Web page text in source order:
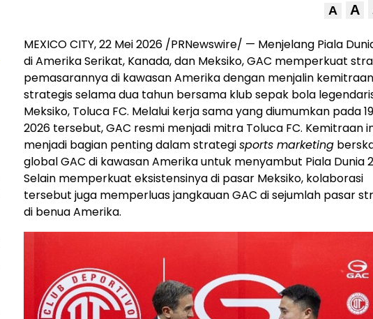
A A
MEXICO CITY, 22 Mei 2026 /PRNewswire/ — Menjelang Piala
di Amerika Serikat, Kanada, dan Meksiko, GAC memperkuat
pemasarannya di kawasan Amerika dengan menjalin kemitraan
strategis selama dua tahun bersama klub sepak bola
Meksiko, Toluca FC. Melalui kerja sama yang diumumkan pada
2026 tersebut, GAC resmi menjadi mitra Toluca FC. Kemitraan
menjadi bagian penting dalam strategisports marketing
global GAC di kawasan Amerika untuk menyambut Piala Dunia
Selain memperkuat eksistensinya di pasar Meksiko, kolaborasi
tersebut juga memperluas jangkauan GAC di sejumlah pasar
di benua Amerika.